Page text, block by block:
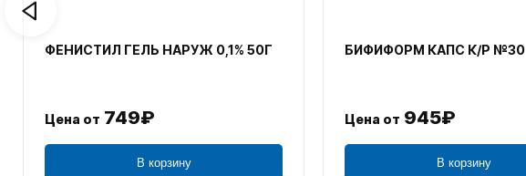
ФЕНИСТИЛ ГЕЛЬ НАРУЖ 0,1% 50Г
Цена от 749₽
В корзину
БИФИФОРМ КАПС К/Р №30
Цена от 945₽
В корзину